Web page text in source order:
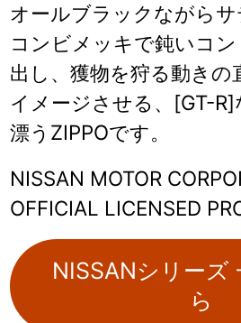
オールブラックながら
コンビメッキで鈍いコ
出し、獲物を狩る動きの
イメージさせる、[GT-
漂うZIPPOです。
NISSAN MOTOR
OFFICIAL LICENSED
NISSANシリーズ
ら